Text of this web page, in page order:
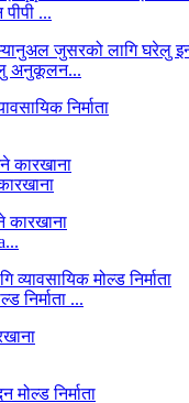
...
अनुकूलन...
निर्माता ...